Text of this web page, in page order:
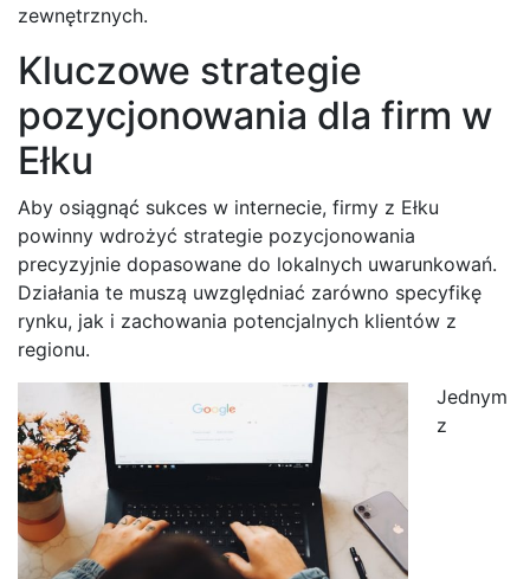
zewnętrznych.
Kluczowe strategie
pozycjonowania dla firm w
Ełku
Aby osiągnąć sukces w internecie, firmy z Ełku
powinny wdrożyć strategie pozycjonowania
precyzyjnie dopasowane do lokalnych uwarunkowań.
Działania te muszą uwzględniać zarówno specyfikę
rynku, jak i zachowania potencjalnych klientów z
regionu.
Jednym
z